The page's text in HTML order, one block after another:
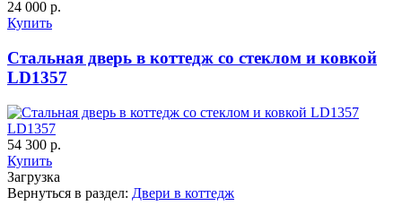
24 000 р.
Купить
Стальная дверь в коттедж со стеклом и ковкой
LD1357
LD1357
54 300 р.
Купить
Загрузка
Вернуться в раздел: Двери в коттедж